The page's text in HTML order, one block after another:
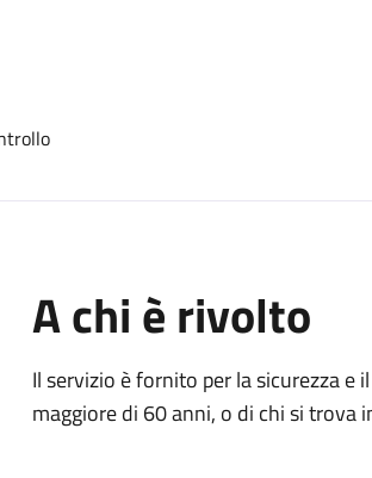
A chi è rivolto
Il servizio è fornito per la sicurezza e
maggiore di 60 anni, o di chi si trova